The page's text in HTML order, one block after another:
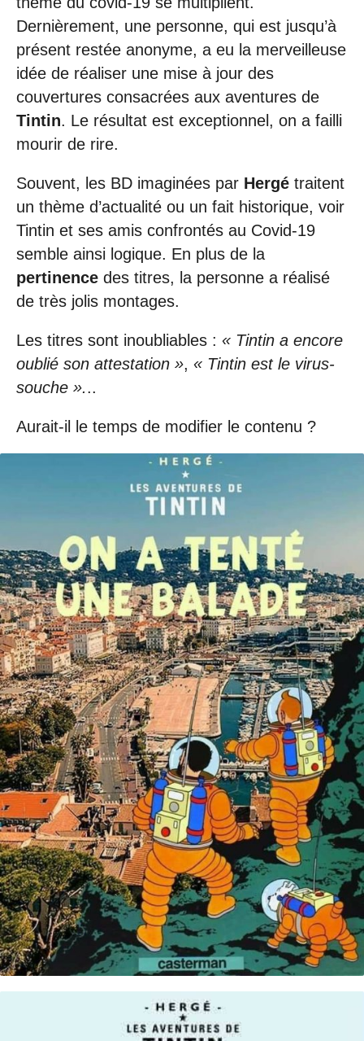
Dernièrement, une personne, qui est jusqu’à
présent restée anonyme, a eu la merveilleuse
idée de réaliser une mise à jour des
couvertures consacrées aux aventures de
Tintin. Le résultat est exceptionnel, on a failli
mourir de rire.
Souvent, les BD imaginées par Hergé traitent
un thème d’actualité ou un fait historique, voir
Tintin et ses amis confrontés au Covid-19
semble ainsi logique. En plus de la
pertinence des titres, la personne a réalisé
de très jolis montages.
Les titres sont inoubliables : « Tintin a encore
oublié son attestation », « Tintin est le virus-
souche »...
Aurait-il le temps de modifier le contenu ?